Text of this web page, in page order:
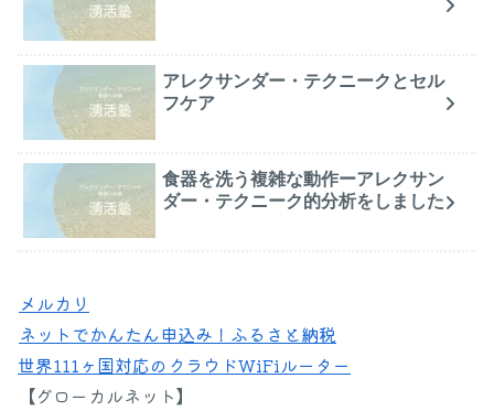
アレクサンダー・テクニークとセル
フケア
食器を洗う複雑な動作ーアレクサン
ダー・テクニーク的分析をしました
メルカリ
ネットでかんたん申込み！ふるさと納税
世界111ヶ国対応のクラウドWiFiルーター
【グローカルネット】